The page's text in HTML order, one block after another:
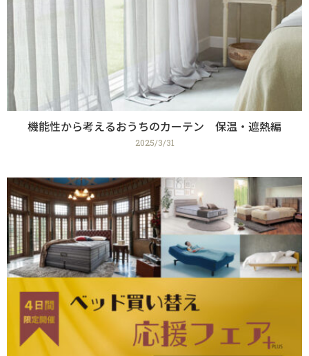
機能性から考えるおうちのカーテン 保温・遮熱編
2025/3/31